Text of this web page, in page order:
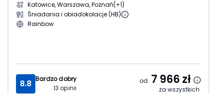
Katowice, Warszawa, Poznań(+1)
Śniadania i obiadokolacje (HB)
Rainbow
8.8 Bardzo dobry
13 opinii
od 7 966zł
za wszystkich